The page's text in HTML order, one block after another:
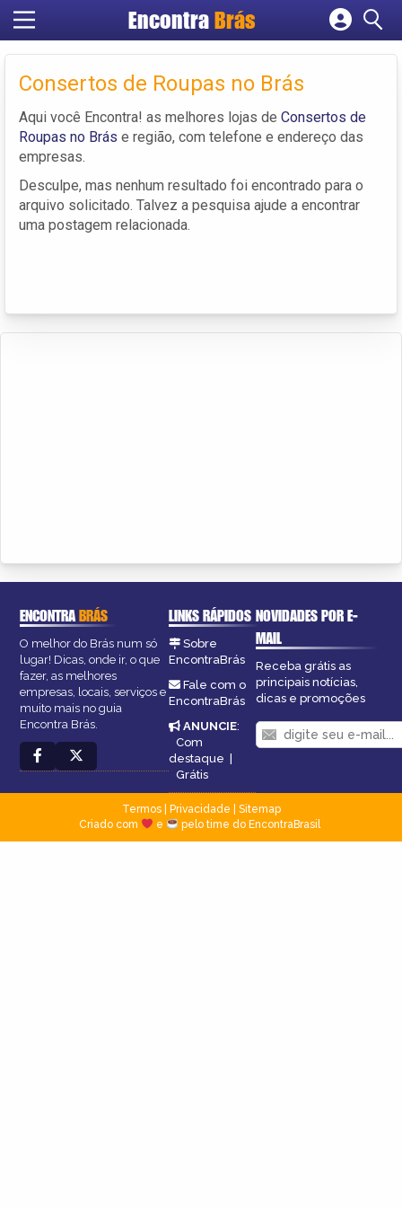
Encontra Brás
Cadastrar empresa
Criar conta
Consertos de Roupas no Brás
Aqui você Encontra! as melhores lojas de Consertos de
Roupas no Brás e região, com telefone e endereço das
empresas.
Desculpe, mas nenhum resultado foi encontrado para o
arquivo solicitado. Talvez a pesquisa ajude a encontrar
uma postagem relacionada.
ENCONTRABRÁS
O melhor do Brás num só
lugar! Dicas, onde ir, o que
fazer, as melhores
empresas, locais, serviços e
muito mais no guia
Encontra Brás.
LINKS RÁPIDOS
Sobre
EncontraBrás
Fale com o
EncontraBrás
ANUNCIE:
Com
destaque |
Grátis
NOVIDADES POR E-
MAIL
Receba grátis as
principais notícias,
dicas e promoções
Termos| Privacidade
Sitemap
Criado com
e pelo time do EncontraBrasil